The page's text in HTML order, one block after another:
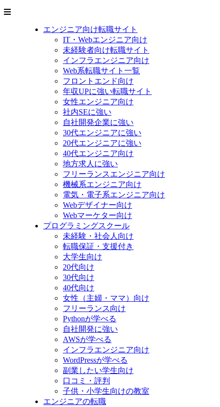
エンジニア向け転職サイト
IT・Webエンジニア向け
未経験者向け転職サイト
インフラエンジニア向け
Web系転職サイト一覧
フロントエンド向け
年収UPに強い転職サイト
女性エンジニア向け
社内SEに強い
自社開発企業に強い
30代エンジニアに強い
20代エンジニアに強い
40代エンジニア向け
地方求人に強い
フリーランスエンジニア向け
機械系エンジニア向け
電気・電子系エンジニア向け
Webデザイナー向け
Webマーケター向け
プログラミングスクール
未経験・社会人向け
転職保証・支援付き
大学生向け
20代向け
30代向け
40代向け
女性（主婦・ママ）向け
フリーランス向け
Pythonが学べる
自社開発に強い
AWSが学べる
インフラエンジニア向け
WordPressが学べる
副業したい学生向け
口コミ・評判
子供・小学生向けの教室
エンジニアの転職